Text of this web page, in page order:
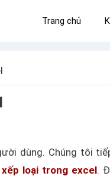
Trang chủ
dùng. Chúng tôi
loại trong excel.